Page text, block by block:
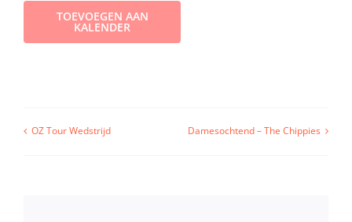
TOEVOEGEN AAN
KALENDER
OZ Tour Wedstrijd Damesochtend – The Chippies